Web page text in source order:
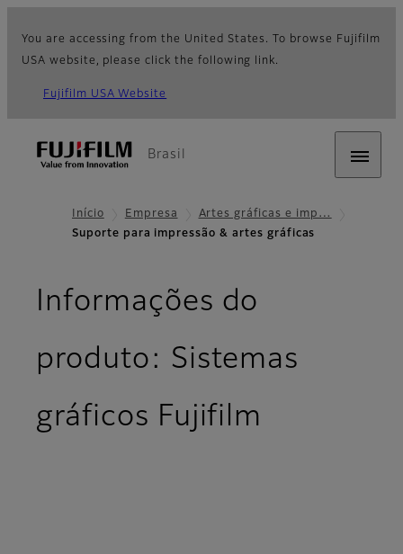
You are accessing from the United States. To browse Fujifilm
USA website, please click the following link.
Fujifilm USA Website
Brasil
Início Empresa
Artes gráficas e imp…
Suporte para impressão & artes gráficas
Informações do
produto: Sistemas
gráficos Fujifilm